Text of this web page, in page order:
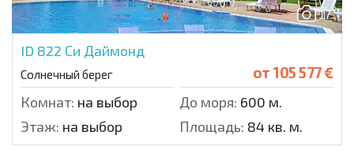
17
ID 822 Си Даймонд
Солнечный берег от105 577 €
Комнат: на выбор До моря: 600 м.
Этаж: на выбор Площадь: 84 кв. м.